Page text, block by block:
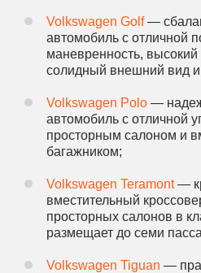
Volkswagen Golf—
автомобиль с отличной
маневренность, высокий
солидный внешний вид и
Volkswagen Polo —
автомобиль с отличной
просторным салоном и
багажником;
Volkswagen Teramont—
вместительный
просторных салонов в
размещает до семи
Volkswagen Tiguan —